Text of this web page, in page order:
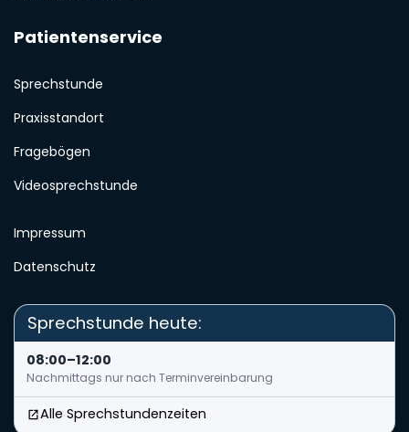
Patientenservice
Sprechstunde
Praxisstandort
Fragebögen
Videosprechstunde
Impressum
Datenschutz
Sprechstunde heute:
08:00–12:00
Nachmittags nur nach Terminvereinbarung
Alle Sprechstundenzeiten